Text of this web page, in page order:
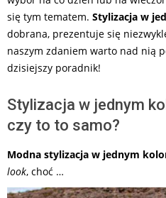
się tym tematem. Stylizacja w
dobrana, prezentuje się
naszym zdaniem warto nad nią
dzisiejszy poradnik!
Stylizacja w jednym
czy to to samo?
Modna stylizacja w jednym
look, choć …